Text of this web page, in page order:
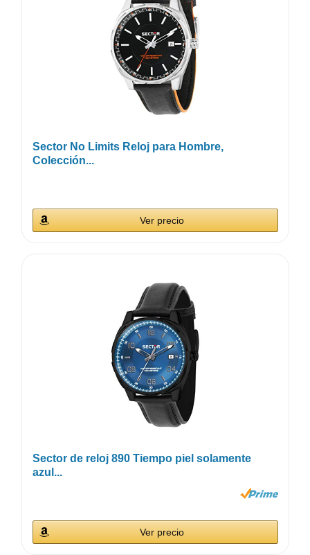
Sector No Limits Reloj para Hombre,
Colección...
Ver precio
Sector de reloj 890 Tiempo piel solamente
azul...
Ver precio